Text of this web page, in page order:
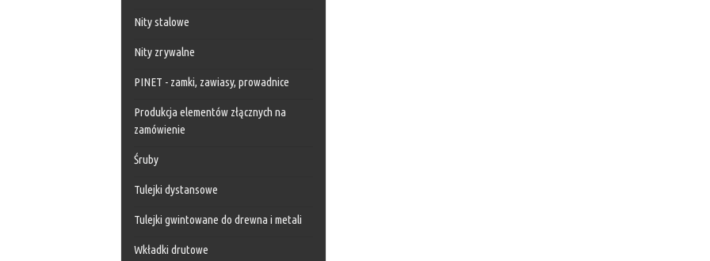
Nity stalowe
Nity zrywalne
PINET - zamki, zawiasy, prowadnice
Produkcja elementów złącznych na
zamówienie
Śruby
Tulejki dystansowe
Tulejki gwintowane do drewna i metali
Wkładki drutowe